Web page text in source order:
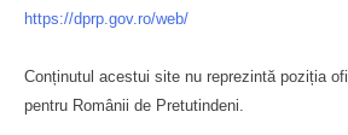
https://dprp.gov.ro/web/
Conținutul acestui site nu reprezintă poziția
pentru Românii de Pretutindeni.